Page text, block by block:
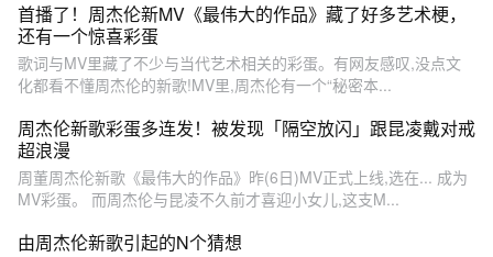
首播了！周杰伦新MV《最伟大的作品》藏了好多艺术梗，
还有一个惊喜彩蛋
歌词与MV里藏了不少与当代艺术相关的彩蛋。有网友感叹,没点文
化都看不懂周杰伦的新歌!MV里,周杰伦有一个“秘密本...
周杰伦新歌彩蛋多连发！被发现「隔空放闪」跟昆凌戴对戒
超浪漫
周董周杰伦新歌《最伟大的作品》昨(6日)MV正式上线,选在... 成为
MV彩蛋。 而周杰伦与昆凌不久前才喜迎小女儿,这支M...
由周杰伦新歌引起的N个猜想